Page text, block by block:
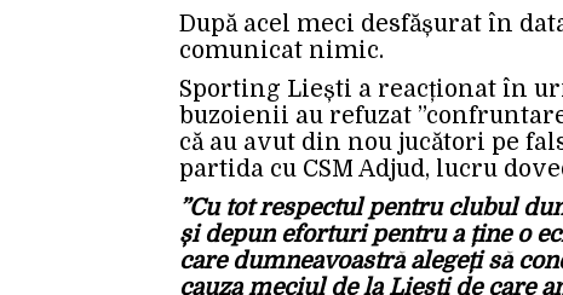
După acel meci desfășurat în
comunicat nimic.
Sporting Liești a reacționat în
buzoienii au refuzat
că au avut din nou jucători pe
partida cu CSM Adjud, lucru
”Cu tot respectul pentru clubul
și depun eforturi pentru a ține o
care dumneavoastră alegeți să
cauza meciul de la Liești de care